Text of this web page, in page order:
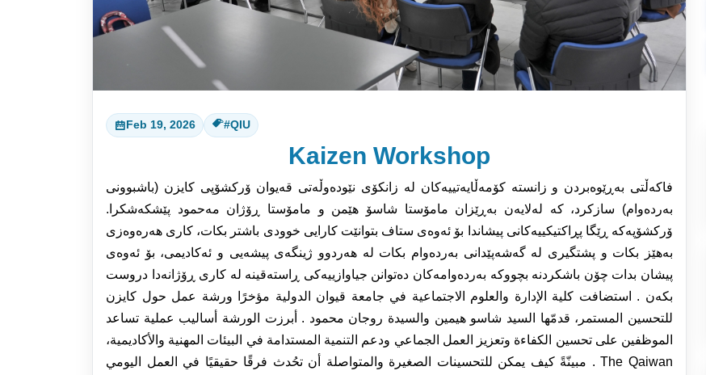
Feb 19, 2026 #QIU
Kaizen Workshop
فاکەڵتی بەڕێوەبردن و زانستە کۆمەڵایەتییەکان لە زانکۆی نێودەوڵەتی قەیوان ۆرکشۆپی کایزن (باشبوونی
بەردەوام) سازکرد، کە لەلایەن بەڕێزان مامۆستا شاسۆ هێمن و مامۆستا ڕۆژان مەحمود پێشکەشکرا.
ۆرکشۆپەکە ڕێگا پڕاکتیکییەکانی پیشاندا بۆ ئەوەی ستاف بتوانێت کارایی خوودی باشتر بکات، کاری هەرەوەزی
بەهێز بکات و پشتگیری لە گەشەپێدانی بەردەوام بکات لە هەردوو ژینگەی پیشەیی و ئەکادیمی، بۆ ئەوەی
پیشان بدات چۆن باشکردنە بچووکە بەردەوامەکان دەتوانن جیاوازییەکی ڕاستەقینە لە کاری ڕۆژانەدا دروست
بکەن . استضافت كلیة الإدارة والعلوم الاجتماعیة في جامعة قیوان الدولیة مؤخرًا ورشة عمل حول كایزن
للتحسین المستمر، قدمّها السید شاسو هیمین والسیدة روجان محمود . أبرزت الورشة أسالیب عملیة تساعد
الموظفین على تحسین الكفاءة وتعزیز العمل الجماعي ودعم التنمیة المستدامة في البیئات المهنیة والأكادیمیة،
مبینّةً كیف یمكن للتحسینات الصغیرة والمتواصلة أن تحُدث فرقًا حقیقیًا في العمل الیومي . The Qaiwan